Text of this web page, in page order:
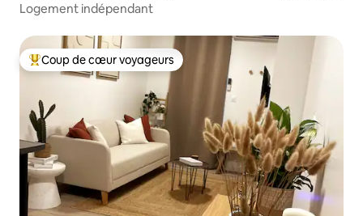
Logement indépendant
Coup de cœur voyageurs parmi les plus aimés
Coup de cœur voyageurs